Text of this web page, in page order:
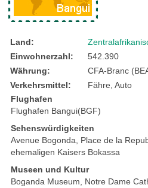
Land:
Einwohnerzahl:
542.390
Währung:
CFA-Branc
Verkehrsmittel:
Fähre, Auto
Flughafen
Flughafen Bangui(BGF)
Sehenswürdigkeiten
Avenue Bogonda, Place de la
ehemaligen Kaisers Bokassa
Museen und Kultur
Boganda Museum, Notre Dame